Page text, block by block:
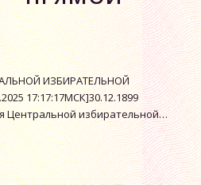
ИЗБИРАТЕЛЬНОЙ
17:17:17МСК]30.12.1899
Центральной избирательной…